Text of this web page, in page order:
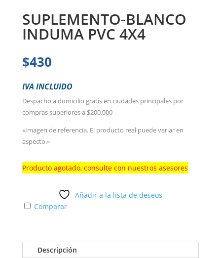
SUPLEMENTO-BLANCO
INDUMA PVC 4X4
$430
IVA INCLUIDO
Despacho a domicilio gratis en ciudades principales por
compras superiores a $200.000
«Imagen de referencia. El producto real puede variar en
aspecto.»
Producto agotado, consulte con nuestros asesores
Añadir a la lista de deseos
Comparar
Descripción